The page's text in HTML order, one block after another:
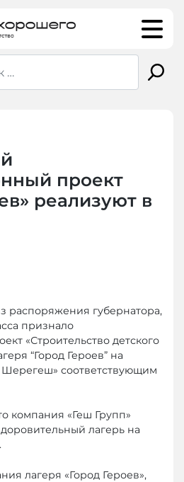
проект
реализуют в
распоряжения губернатора,
признало
«Строительство детского
“Город Героев” на
соответствующим
компания «Геш Групп»
лагерь на
лагеря «Город Героев»,